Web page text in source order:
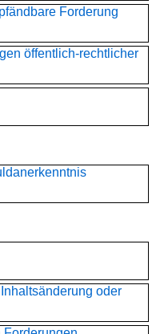
Forderung
öffentlich-rechtlicher
oder